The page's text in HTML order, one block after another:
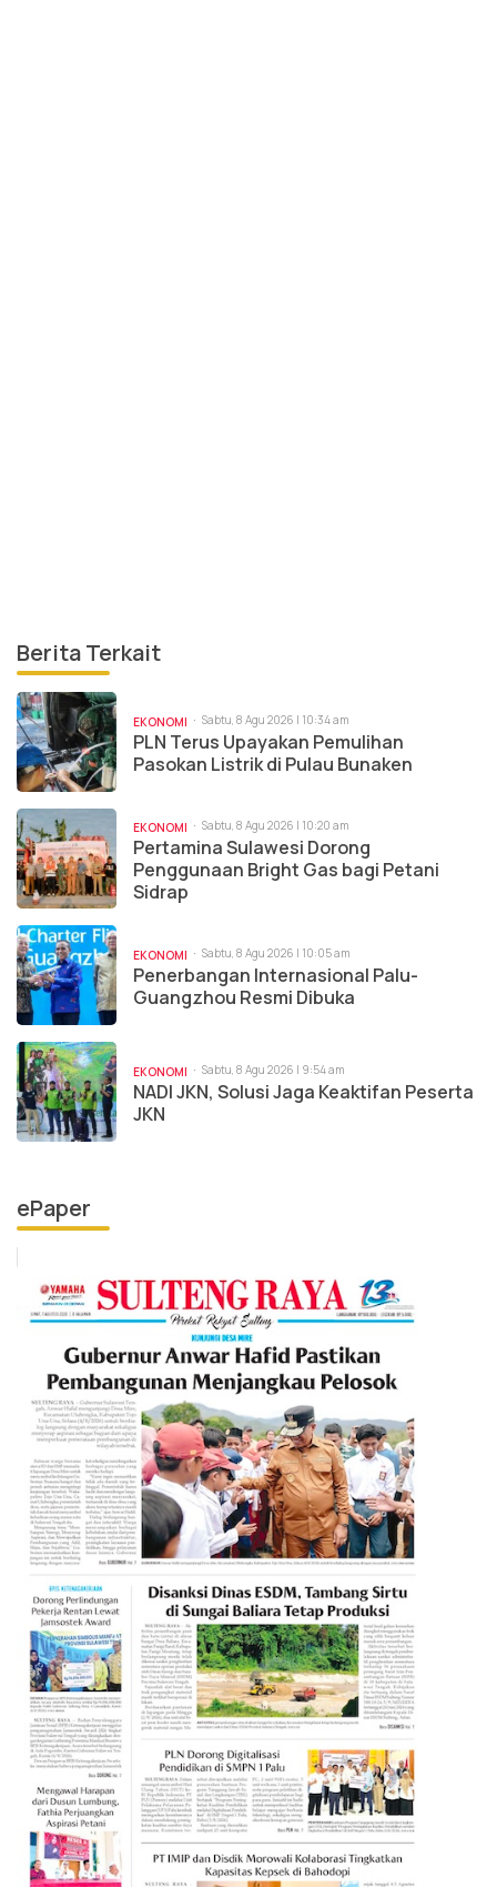
Berita Terkait
EKONOMI Sabtu, 8 Agu 2026 | 10:34 am
PLN Terus Upayakan Pemulihan
Pasokan Listrik di Pulau Bunaken
EKONOMI Sabtu, 8 Agu 2026 | 10:20 am
Pertamina Sulawesi Dorong
Penggunaan Bright Gas bagi Petani
Sidrap
EKONOMI Sabtu, 8 Agu 2026 | 10:05 am
Penerbangan Internasional Palu-
Guangzhou Resmi Dibuka
EKONOMI Sabtu, 8 Agu 2026 | 9:54 am
NADI JKN, Solusi Jaga Keaktifan Peserta
JKN
ePaper